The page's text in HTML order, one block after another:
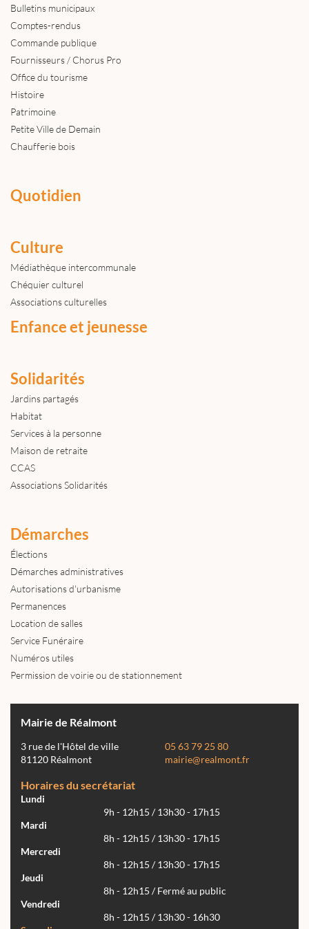
Bulletins municipaux
Comptes-rendus
Commande publique
Fournisseurs / Chorus Pro
Office du tourisme
Histoire
Patrimoine
Petite Ville de Demain
Chaufferie bois
Quotidien
Culture
Médiathèque intercommunale
Chéquier culturel
Associations culturelles
Enfance et jeunesse
Solidarités
Jardins partagés
Habitat
Services à la personne
Maison de retraite
CCAS
Associations Solidarités
Démarches
Élections
Démarches administratives
Autorisations d'urbanisme
Permanences
Location de salles
Service Funéraire
Numéros utiles
Permission de voirie ou de stationnement
Mairie de Réalmont
3 rue de l'Hôtel de ville
81120 Réalmont
05 63 79 25 80
mairie@realmont.fr
Horaires du secrétariat
Lundi
9h - 12h15 / 13h30 - 17h15
Mardi
8h - 12h15 / 13h30 - 17h15
Mercredi
8h - 12h15 / 13h30 - 17h15
Jeudi
8h - 12h15 / Fermé au public
Vendredi
8h - 12h15 / 13h30 - 16h30